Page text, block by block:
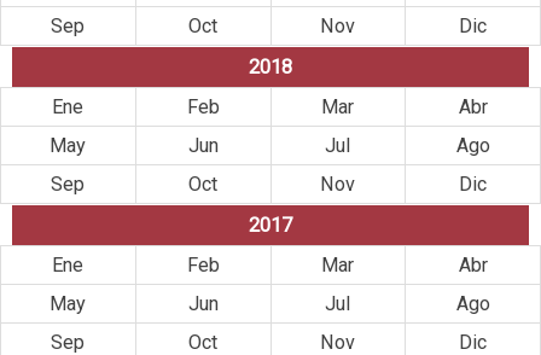
Sep
Oct Nov
Dic
2018
Ene
Feb Mar
Abr
May
Jun Jul
Ago
Sep
Oct Nov
Dic
2017
Ene
Feb Mar
Abr
May
Jun Jul
Ago
Sep
Oct Nov
Dic